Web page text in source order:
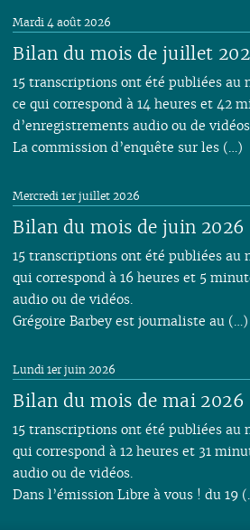
Bilan du mois de juillet
Mardi 4 août 2026
15 transcriptions ont été publiées au
ce qui correspond à 14 heures et 42
d’enregistrements audio ou de
La commission d’enquête sur les (…)
Bilan du mois de juin 2026
Mercredi 1er juillet 2026
15 transcriptions ont été publiées au
qui correspond à 16 heures et 5
audio ou de vidéos.
Grégoire Barbey est journaliste au (…)
Bilan du mois de mai 2026
Lundi 1er juin 2026
15 transcriptions ont été publiées au
qui correspond à 12 heures et 31
audio ou de vidéos.
Dans l’émission Libre à vous ! du 19